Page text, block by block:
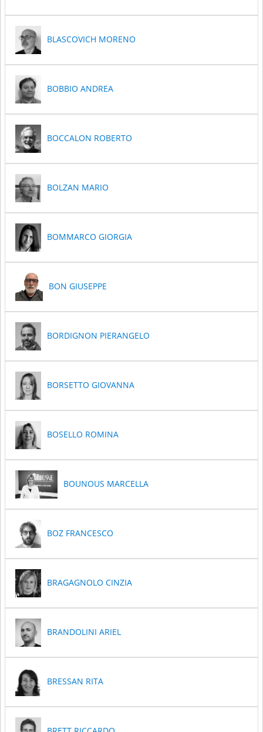
BLASCOVICH MORENO
BOBBIO ANDREA
BOCCALON ROBERTO
BOLZAN MARIO
BOMMARCO GIORGIA
BON GIUSEPPE
BORDIGNON PIERANGELO
BORSETTO GIOVANNA
BOSELLO ROMINA
BOUNOUS MARCELLA
BOZ FRANCESCO
BRAGAGNOLO CINZIA
BRANDOLINI ARIEL
BRESSAN RITA